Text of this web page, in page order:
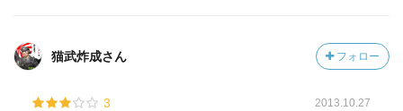
猫武炸成さん フォロー
3 2013.10.27